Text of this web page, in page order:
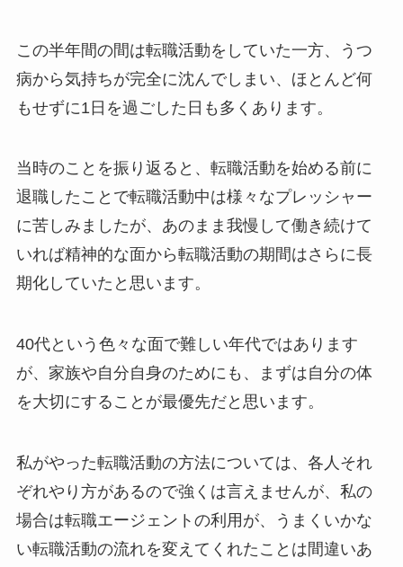
この半年間の間は転職活動をしていた一方、うつ
病から気持ちが完全に沈んでしまい、ほとんど何
もせずに1日を過ごした日も多くあります。
当時のことを振り返ると、転職活動を始める前に
退職したことで転職活動中は様々なプレッシャー
に苦しみましたが、あのまま我慢して働き続けて
いれば精神的な面から転職活動の期間はさらに長
期化していたと思います。
40代という色々な面で難しい年代ではあります
が、家族や自分自身のためにも、まずは自分の体
を大切にすることが最優先だと思います。
私がやった転職活動の方法については、各人それ
ぞれやり方があるので強くは言えませんが、私の
場合は転職エージェントの利用が、うまくいかな
い転職活動の流れを変えてくれたことは間違いあ